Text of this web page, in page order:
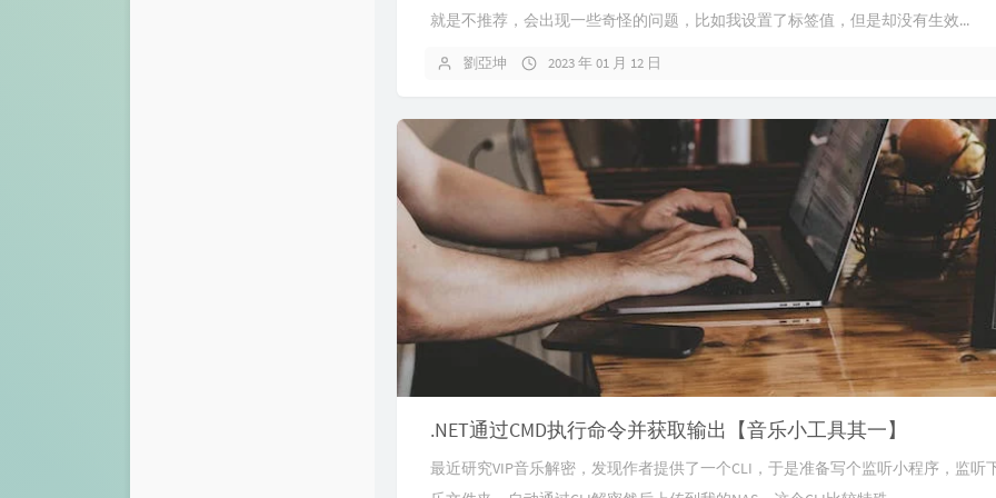
就是不推荐，会出现一些奇怪的问题，比如我设置了标签值，但是却没有生效...
劉亞坤 2023 年 01 月 12 日
.NET通过CMD执行命令并获取输出【音乐小工具其一】
最近研究VIP音乐解密，发现作者提供了一个CLI，于是准备写个监听小程序，监听